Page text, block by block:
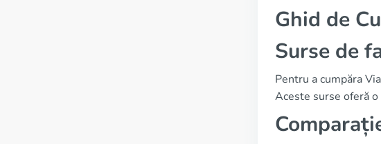
Ghid de
Surse de
Pentru a cumpăra
Aceste surse oferă